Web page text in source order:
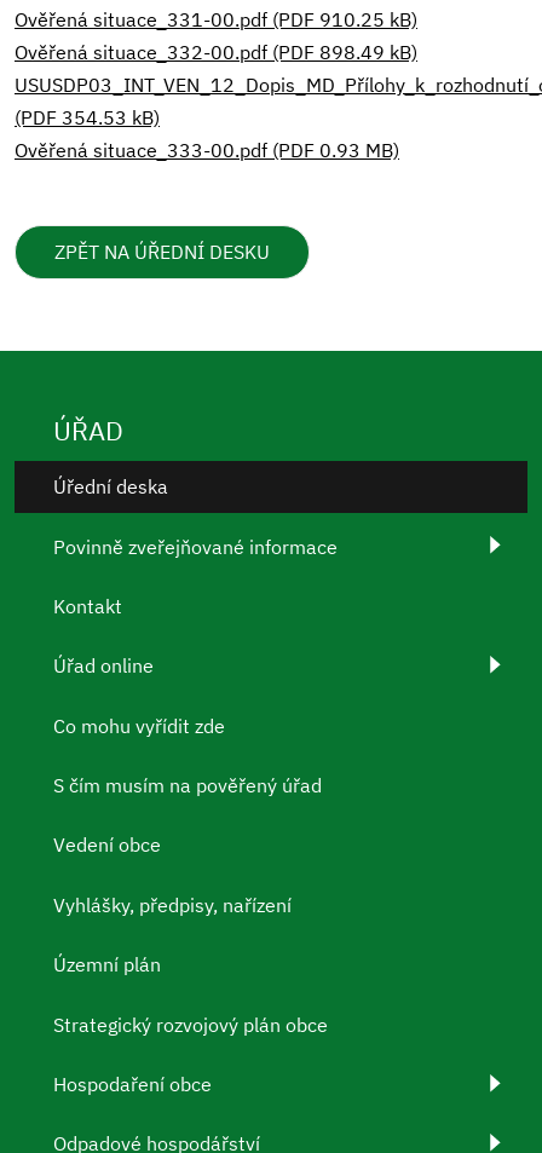
Ověřená situace_331-00.pdf (PDF 910.25 kB)
Ověřená situace_332-00.pdf (PDF 898.49 kB)
(PDF 354.53 kB)
Ověřená situace_333-00.pdf (PDF 0.93 MB)
ZPĚT NA ÚŘEDNÍ DESKU
ÚŘAD
Úřední deska
Povinně zveřejňované informace
Kontakt
Úřad online
Co mohu vyřídit zde
S čím musím na pověřený úřad
Vedení obce
Vyhlášky, předpisy, nařízení
Územní plán
Strategický rozvojový plán obce
Hospodaření obce
Odpadové hospodářství